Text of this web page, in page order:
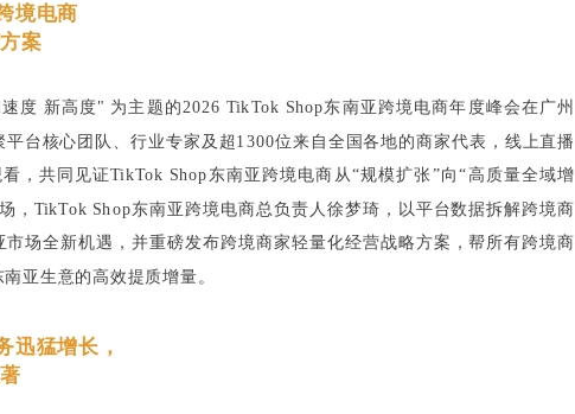
境电商
案
度 新高度" 为主题的2026 TikTok Shop东南亚跨境电商年度峰会在广州
台核心团队、行业专家及超1300位来自全国各地的商家代表，线上直播
，共同见证TikTok Shop东南亚跨境电商从“规模扩张”向“高质量全域增
，TikTok Shop东南亚跨境电商总负责人徐梦琦，以平台数据拆解跨境商
市场全新机遇，并重磅发布跨境商家轻量化经营战略方案，帮所有跨境商
亚生意的高效提质增量。
迅猛增长，